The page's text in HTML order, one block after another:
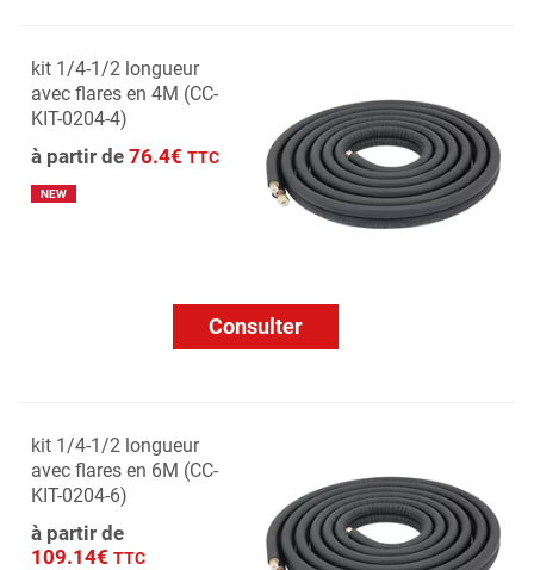
kit 1/4-1/2 longueur
avec flares en 4M (CC-
KIT-0204-4)
à partir de 76.4€ TTC
NEW
Consulter
kit 1/4-1/2 longueur
avec flares en 6M (CC-
KIT-0204-6)
à partir de
109.14€ TTC